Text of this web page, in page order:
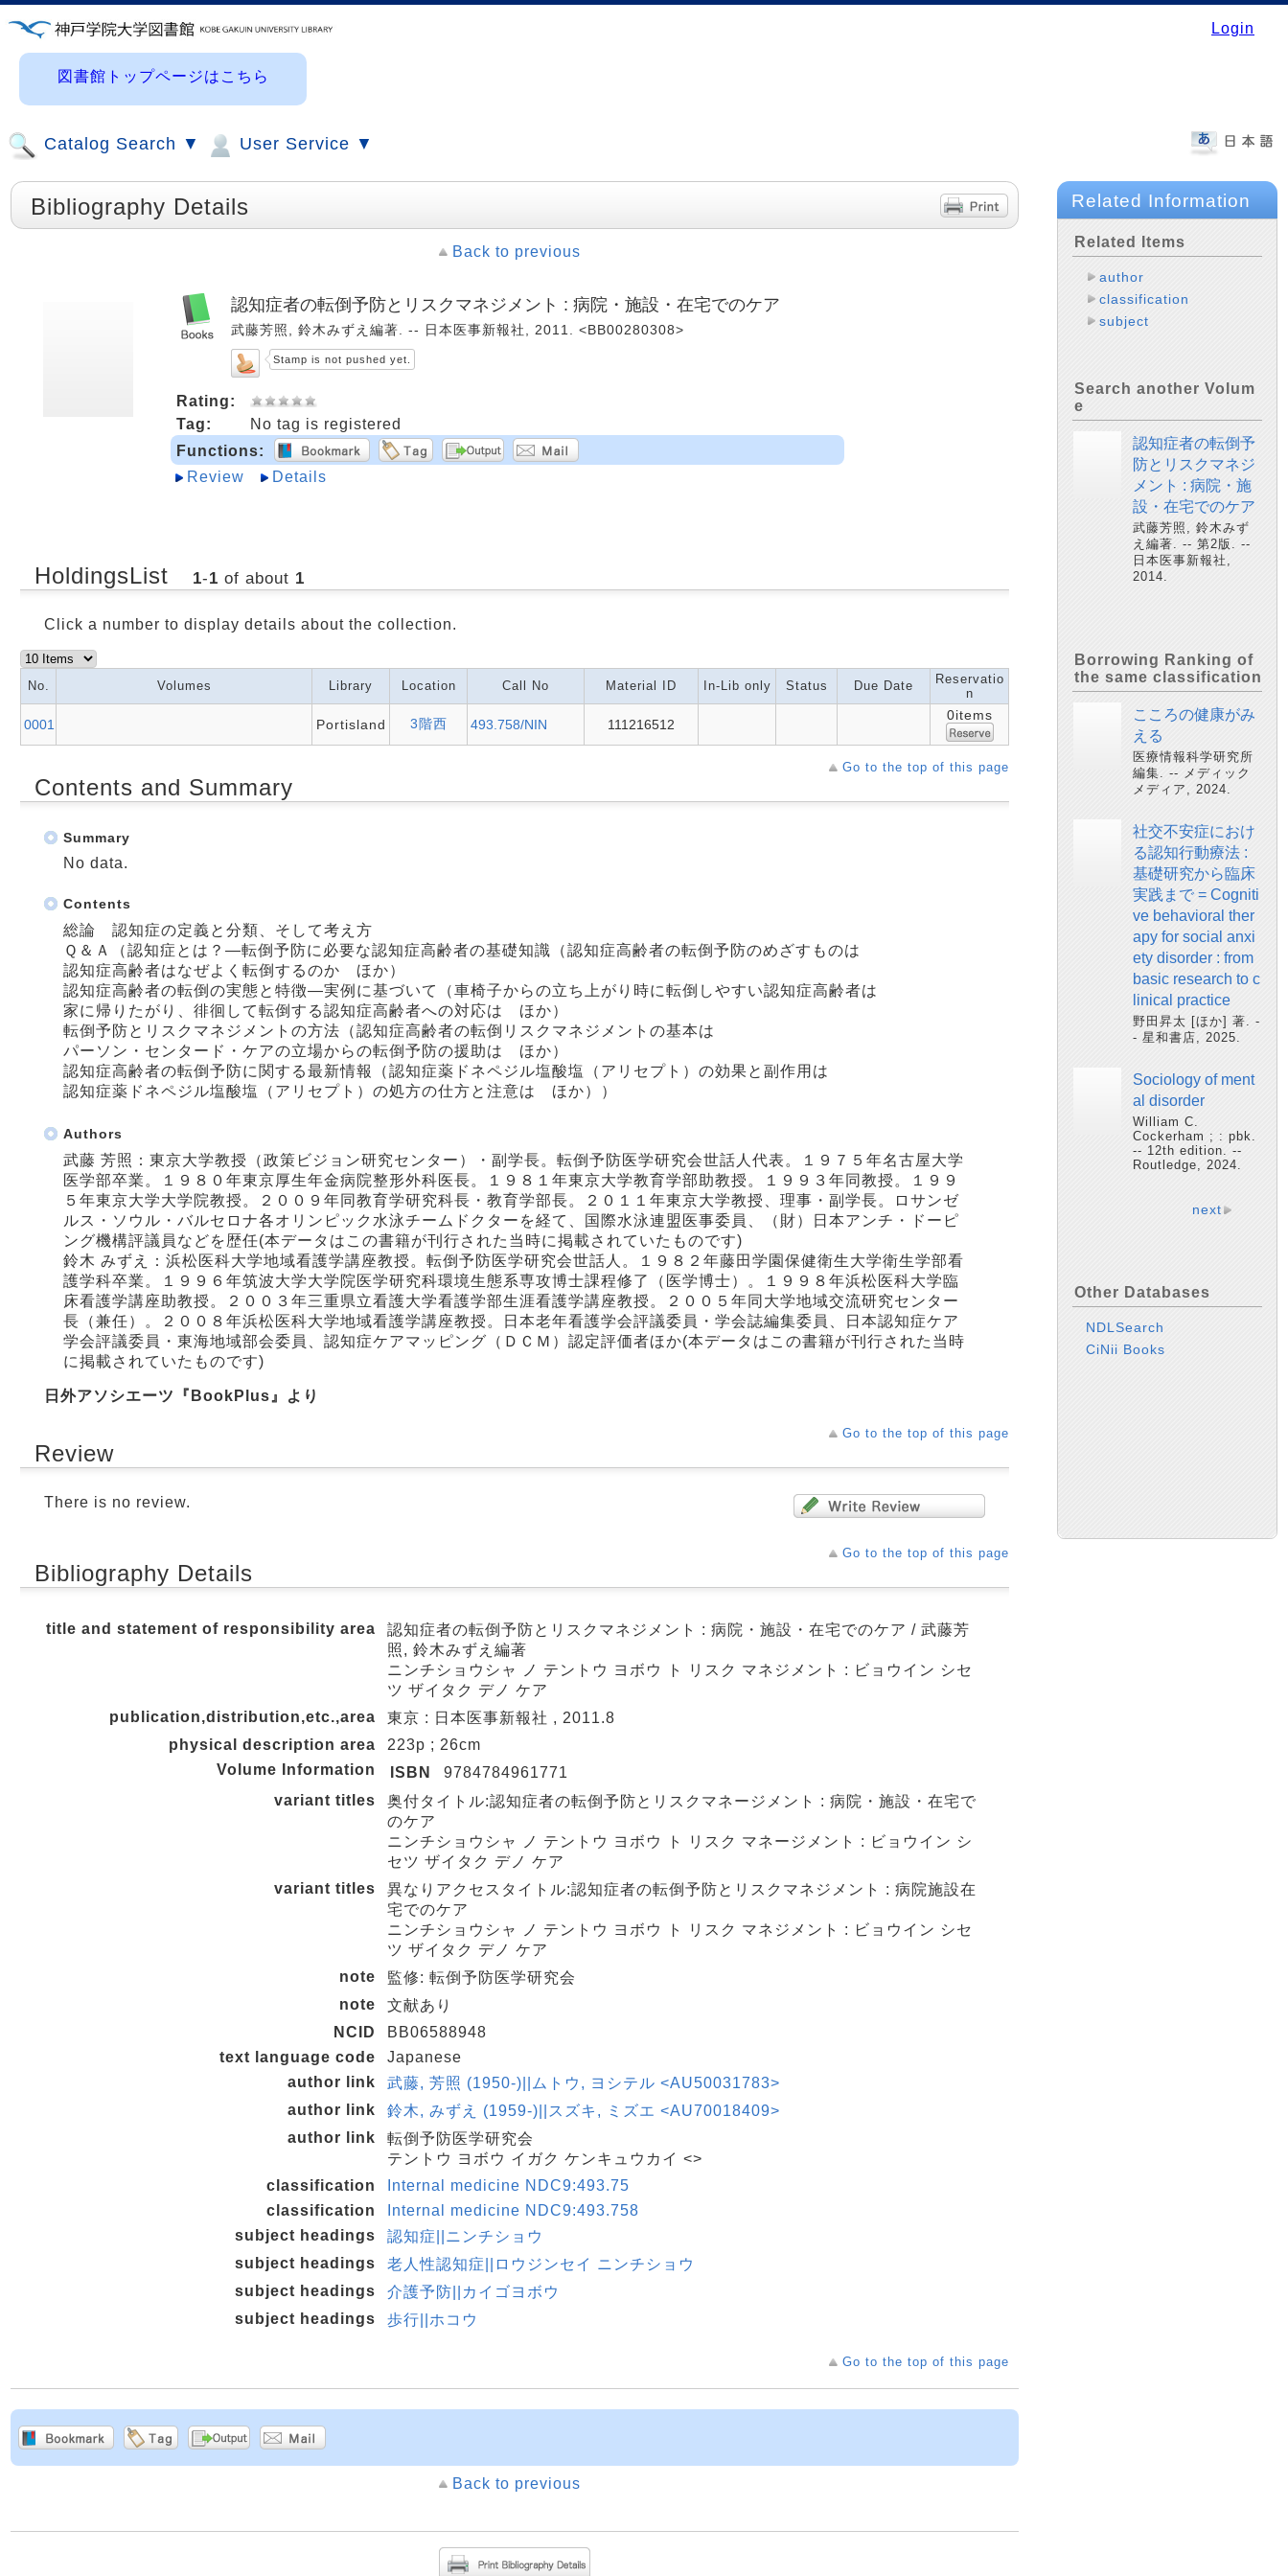
Login
図書館トップページはこちら
Catalog Search ▼ User Service ▼
Bibliography Details
Back to previous
認知症者の転倒予防とリスクマネジメント : 病院・施設・在宅でのケア
武藤芳照, 鈴木みずえ編著. -- 日本医事新報社, 2011. <BB00280308>
Stamp is not pushed yet.
Rating:
Tag:
No tag is registered
Functions:
Review
Details
HoldingsList 1-1 of about 1
Click a number to display details about the collection.
No. Volumes Library Location Call No Material ID In-Lib only Status Due Date
Reservatio
n
0001 Portisland 3階西 493.758/NIN 111216512
0items
Go to the top of this page
Contents and Summary
Summary
No data.
Contents
総論 認知症の定義と分類、そして考え方
Ｑ＆Ａ（認知症とは？―転倒予防に必要な認知症高齢者の基礎知識（認知症高齢者の転倒予防のめざすものは
認知症高齢者はなぜよく転倒するのか ほか）
認知症高齢者の転倒の実態と特徴―実例に基づいて（車椅子からの立ち上がり時に転倒しやすい認知症高齢者は
家に帰りたがり、徘徊して転倒する認知症高齢者への対応は ほか）
転倒予防とリスクマネジメントの方法（認知症高齢者の転倒リスクマネジメントの基本は
パーソン・センタード・ケアの立場からの転倒予防の援助は ほか）
認知症高齢者の転倒予防に関する最新情報（認知症薬ドネペジル塩酸塩（アリセプト）の効果と副作用は
認知症薬ドネペジル塩酸塩（アリセプト）の処方の仕方と注意は ほか））
Authors
武藤 芳照：東京大学教授（政策ビジョン研究センター）・副学長。転倒予防医学研究会世話人代表。１９７５年名古屋大学
医学部卒業。１９８０年東京厚生年金病院整形外科医長。１９８１年東京大学教育学部助教授。１９９３年同教授。１９９
５年東京大学大学院教授。２００９年同教育学研究科長・教育学部長。２０１１年東京大学教授、理事・副学長。ロサンゼ
ルス・ソウル・バルセロナ各オリンピック水泳チームドクターを経て、国際水泳連盟医事委員、（財）日本アンチ・ドーピ
ング機構評議員などを歴任(本データはこの書籍が刊行された当時に掲載されていたものです)
鈴木 みずえ：浜松医科大学地域看護学講座教授。転倒予防医学研究会世話人。１９８２年藤田学園保健衛生大学衛生学部看
護学科卒業。１９９６年筑波大学大学院医学研究科環境生態系専攻博士課程修了（医学博士）。１９９８年浜松医科大学臨
床看護学講座助教授。２００３年三重県立看護大学看護学部生涯看護学講座教授。２００５年同大学地域交流研究センター
長（兼任）。２００８年浜松医科大学地域看護学講座教授。日本老年看護学会評議委員・学会誌編集委員、日本認知症ケア
学会評議委員・東海地域部会委員、認知症ケアマッピング（ＤＣＭ）認定評価者ほか(本データはこの書籍が刊行された当時
に掲載されていたものです)
日外アソシエーツ『BookPlus』より
Go to the top of this page
Review
There is no review.
Go to the top of this page
Bibliography Details
title and statement of responsibility area
認知症者の転倒予防とリスクマネジメント : 病院・施設・在宅でのケア / 武藤芳
照, 鈴木みずえ編著
ニンチショウシャ ノ テントウ ヨボウ ト リスク マネジメント : ビョウイン シセ
ツ ザイタク デノ ケア
publication,distribution,etc.,area
東京 : 日本医事新報社 , 2011.8
physical description area
223p ; 26cm
Volume Information
ISBN
9784784961771
variant titles
奥付タイトル:認知症者の転倒予防とリスクマネージメント : 病院・施設・在宅で
のケア
ニンチショウシャ ノ テントウ ヨボウ ト リスク マネージメント : ビョウイン シ
セツ ザイタク デノ ケア
variant titles
異なりアクセスタイトル:認知症者の転倒予防とリスクマネジメント : 病院施設在
宅でのケア
ニンチショウシャ ノ テントウ ヨボウ ト リスク マネジメント : ビョウイン シセ
ツ ザイタク デノ ケア
note
監修: 転倒予防医学研究会
note
文献あり
NCID
BB06588948
text language code
Japanese
author link
武藤, 芳照 (1950-)||ムトウ, ヨシテル <AU50031783>
author link
鈴木, みずえ (1959-)||スズキ, ミズエ <AU70018409>
author link
転倒予防医学研究会
テントウ ヨボウ イガク ケンキュウカイ <>
classification
Internal medicine NDC9:493.75
classification
Internal medicine NDC9:493.758
subject headings
認知症||ニンチショウ
subject headings
老人性認知症||ロウジンセイ ニンチショウ
subject headings
介護予防||カイゴヨボウ
subject headings
歩行||ホコウ
Go to the top of this page
Back to previous
Related Information
Related Items
author
classification
subject
Search another Volum
e
認知症者の転倒予
防とリスクマネジ
メント : 病院・施
設・在宅でのケア
武藤芳照, 鈴木みず
え編著. -- 第2版. --
日本医事新報社,
2014.
Borrowing Ranking of
the same classification
こころの健康がみ
える
医療情報科学研究所
編集. -- メディック
メディア, 2024.
社交不安症におけ
る認知行動療法 :
基礎研究から臨床
実践まで = Cogniti
ve behavioral ther
apy for social anxi
ety disorder : from
basic research to c
linical practice
野田昇太 [ほか] 著. -
- 星和書店, 2025.
Sociology of ment
al disorder
William C.
Cockerham ; : pbk.
-- 12th edition. --
Routledge, 2024.
next
Other Databases
NDLSearch
CiNii Books